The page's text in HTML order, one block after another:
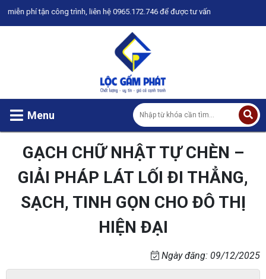
trình, liên hệ 0965.172.746 để được tư vấn
Menu
GẠCH CHỮ NHẬT TỰ CHÈN –
GIẢI PHÁP LÁT LỐI ĐI THẲNG,
SẠCH, TINH GỌN CHO ĐÔ THỊ
HIỆN ĐẠI
Ngày đăng: 09/12/2025